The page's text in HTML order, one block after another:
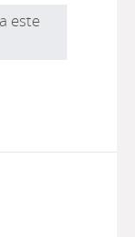
este